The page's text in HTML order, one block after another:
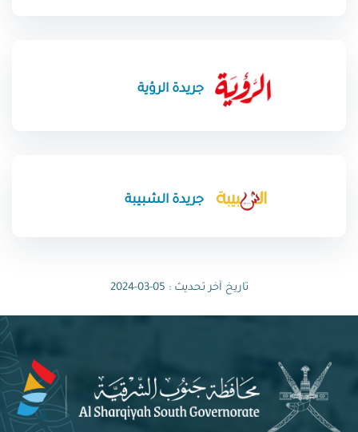
جريدة الرؤية
جريدة الشبيبة
تاريخ آخر تحديث : 05-03-2024